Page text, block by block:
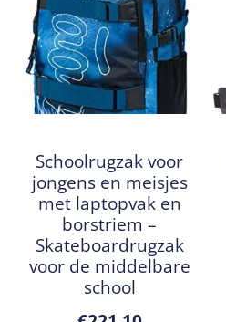
Schoolrugzak voor
jongens en meisjes
met laptopvak en
borstriem –
Skateboardrugzak
voor de middelbare
school